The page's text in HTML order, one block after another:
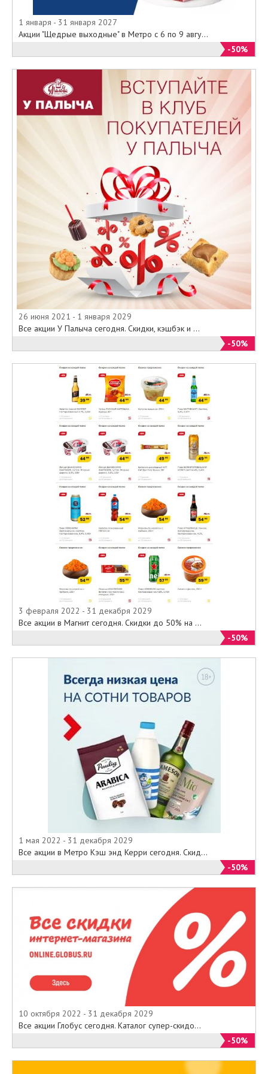
1 января - 31 января 2027
Акции "Щедрые выходные" в Метро с 6 по 9 авгу...
-50%
26 июня 2021 - 1 января 2029
Все акции У Палыча сегодня. Скидки, кэшбэк и ...
-50%
3 февраля 2022 - 31 декабря 2029
Все акции в Магнит сегодня. Скидки до 50% на ...
-50%
1 мая 2022 - 31 декабря 2029
Все акции в Метро Кэш энд Керри сегодня. Скид...
-50%
10 октября 2022 - 31 декабря 2029
Все акции Глобус сегодня. Каталог супер-скидо...
-50%